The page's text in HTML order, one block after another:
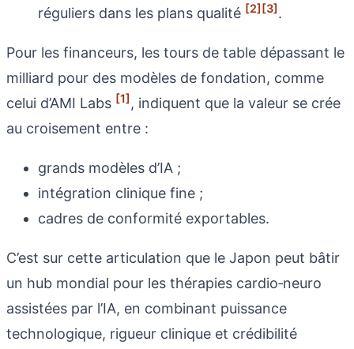
réguliers dans les plans qualité [2][3].
Pour les financeurs, les tours de table dépassant le
milliard pour des modèles de fondation, comme
celui d’AMI Labs [1] , indiquent que la valeur se crée
au croisement entre :
grands modèles d’IA ;
intégration clinique fine ;
cadres de conformité exportables.
C’est sur cette articulation que le Japon peut bâtir
un hub mondial pour les thérapies cardio‑neuro
assistées par l’IA, en combinant puissance
technologique, rigueur clinique et crédibilité